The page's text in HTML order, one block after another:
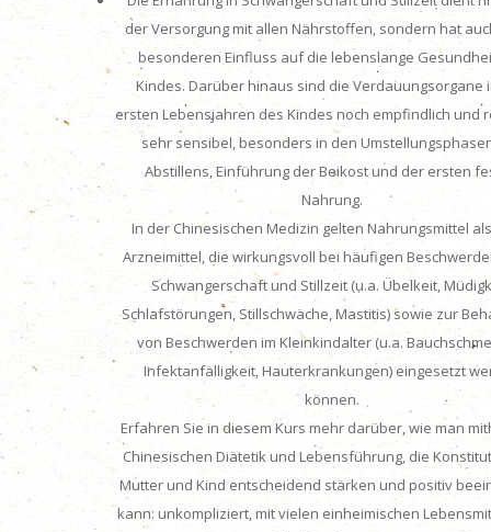
der Versorgung mit allen Nährstoffen, sondern hat
besonderen Einfluss auf die lebenslange
Kindes. Darüber hinaus sind die Verdauungsorgane
ersten Lebensjahren des Kindes noch empfindlich und
sehr sensibel, besonders in den
Abstillens, Einführung der Beikost und der ersten
Nahrung.
In der Chinesischen Medizin gelten Nahrungsmittel
Arzneimittel, die wirkungsvoll bei häufigen
Schwangerschaft und Stillzeit (u.a. Übelkeit,
Schlafstörungen, Stillschwäche, Mastitis) sowie zur
von Beschwerden im Kleinkindalter (u.a.
Infektanfälligkeit, Hauterkrankungen) eingesetzt
können.
Erfahren Sie in diesem Kurs mehr darüber, wie man
Chinesischen Diätetik und Lebensführung, die
Mutter und Kind entscheidend stärken und positiv
kann: unkompliziert, mit vielen einheimischen